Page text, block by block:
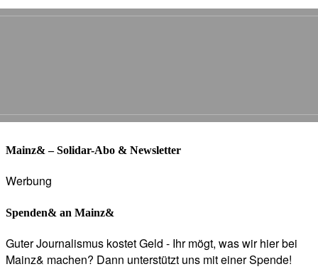
Mainz& – Solidar-Abo & Newsletter
Werbung
Spenden& an Mainz&
Guter Journalismus kostet Geld - Ihr mögt, was wir hier bei
Mainz& machen? Dann unterstützt uns mit einer Spende!